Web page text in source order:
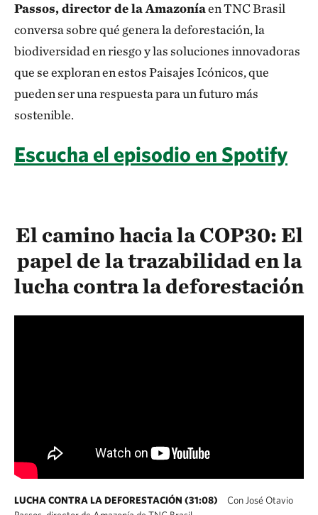
Passos, director de la Amazoníaen TNC Brasil
conversa sobre qué genera la deforestación, la
biodiversidad en riesgo y las soluciones innovadoras
que se exploran en estos Paisajes Icónicos, que
pueden ser una respuesta para un futuro más
sostenible.
Escucha el episodio en Spotify
El camino hacia la COP30: El
papel de la trazabilidad en la
lucha contra la deforestación
LUCHA CONTRA LA DEFORESTACIÓN (31:08)
Con José Otavio